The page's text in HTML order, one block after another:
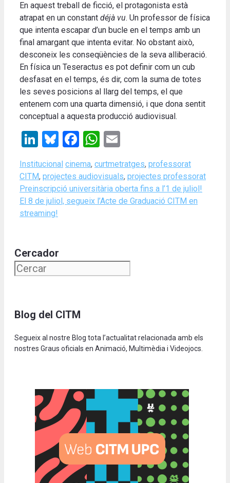
En aquest treball de ficció, el protagonista està
atrapat en un constant déjà vu. Un professor de física
que intenta escapar d’un bucle en el temps amb un
final amargant que intenta evitar. No obstant això,
desconeix les conseqüències de la seva alliberació.
En física un Teseractus es pot definir com un cub
desfasat en el temps, és dir, com la suma de totes
les seves posicions al llarg del temps, el que
entenem com una quarta dimensió, i que dona sentit
conceptual a aquesta producció audiovisual.
LinkedIn
Bluesky
Facebook
WhatsApp
Categories
Institucional Tags
cinema, curtmetratges, professorat
CITM, projectes audiovisuals, projectes professorat
Preinscripció universitària oberta fins a l’1 de juliol!
El 8 de juliol, segueix l’Acte de Graduació CITM en
streaming!
Cercador
Blog del CITM
Segueix al nostre Blog tota l’actualitat relacionada amb els
nostres Graus oficials en Animació, Multimèdia i Videojocs.